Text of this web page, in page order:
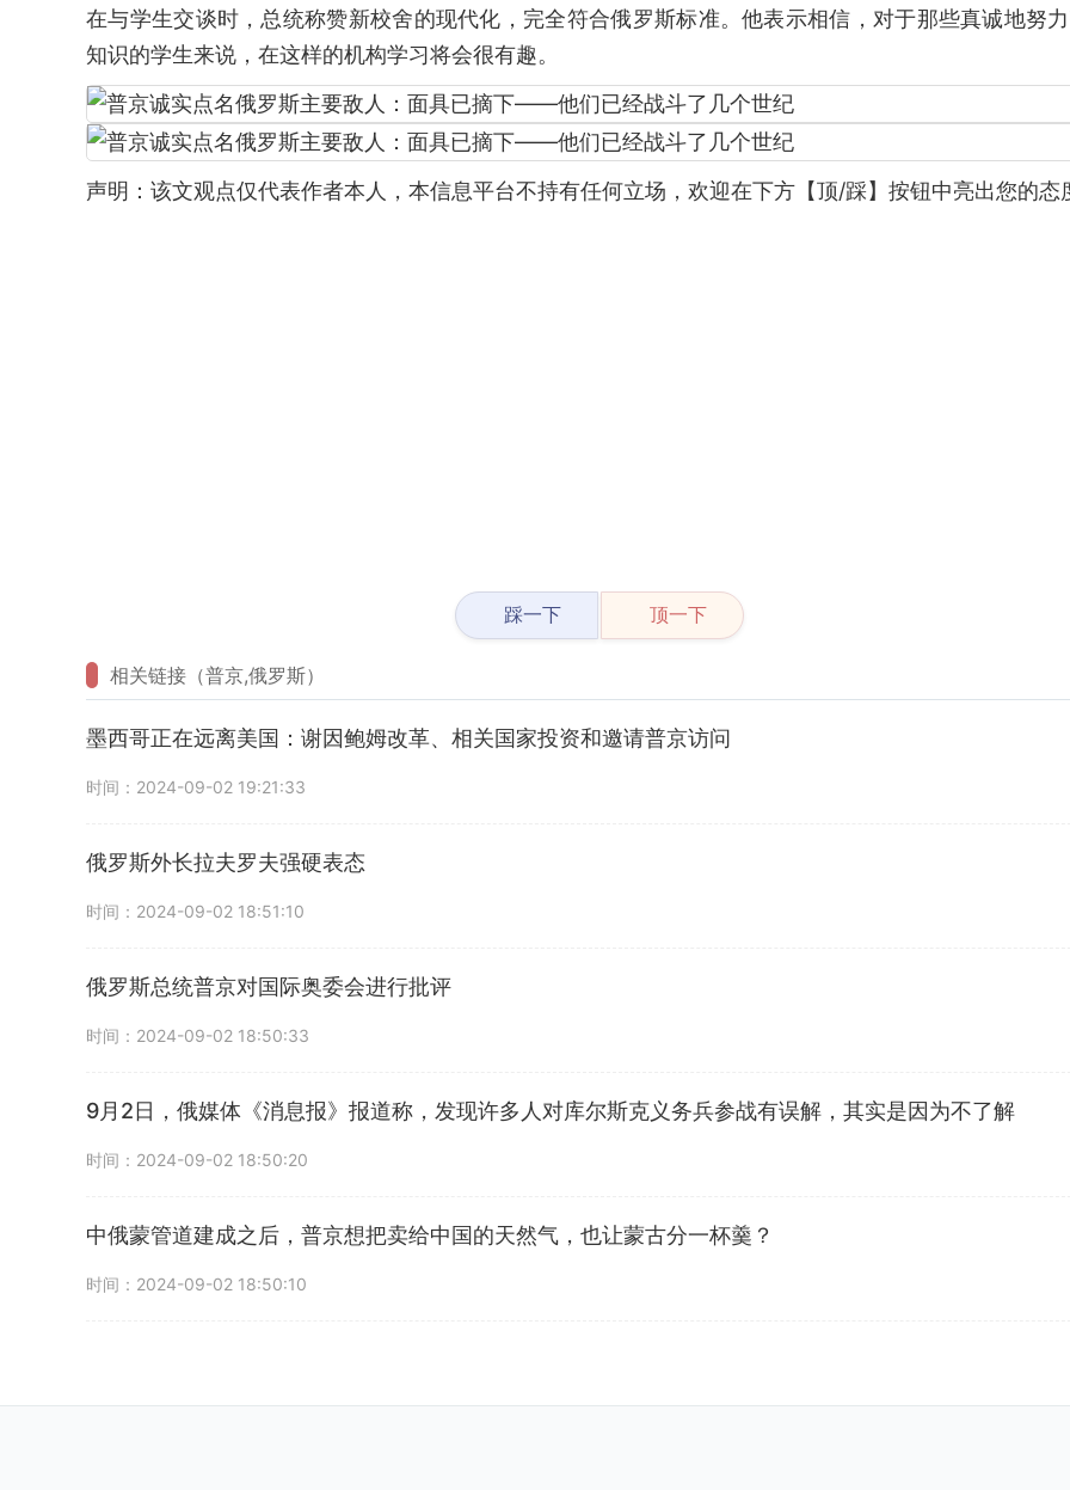
在与学生交谈时，总统称赞新校舍的现代化，完全符合俄罗斯标准。他表示相信，对于那些真诚地努
知识的学生来说，在这样的机构学习将会很有趣。
声明：该文观点仅代表作者本人，本信息平台不持有任何立场，欢迎在下方【顶/踩】按钮中亮出您的态
踩一下 顶一下
相关链接（普京,俄罗斯）
墨西哥正在远离美国：谢因鲍姆改革、相关国家投资和邀请普京访问
时间：2024-09-02 19:21:33
俄罗斯外长拉夫罗夫强硬表态
时间：2024-09-02 18:51:10
俄罗斯总统普京对国际奥委会进行批评
时间：2024-09-02 18:50:33
9月2日，俄媒体《消息报》报道称，发现许多人对库尔斯克义务兵参战有误解，其实是因为不了解
时间：2024-09-02 18:50:20
中俄蒙管道建成之后，普京想把卖给中国的天然气，也让蒙古分一杯羹？
时间：2024-09-02 18:50:10